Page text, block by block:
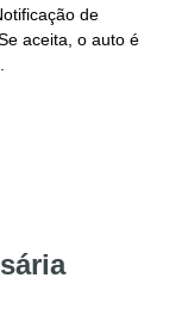
de
aceita, o auto é